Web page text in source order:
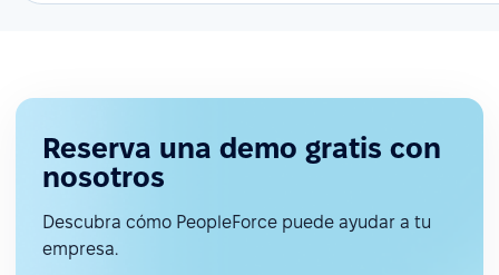
Reserva una demo gratis con
nosotros
Descubra cómo PeopleForce puede ayudar a tu
empresa.